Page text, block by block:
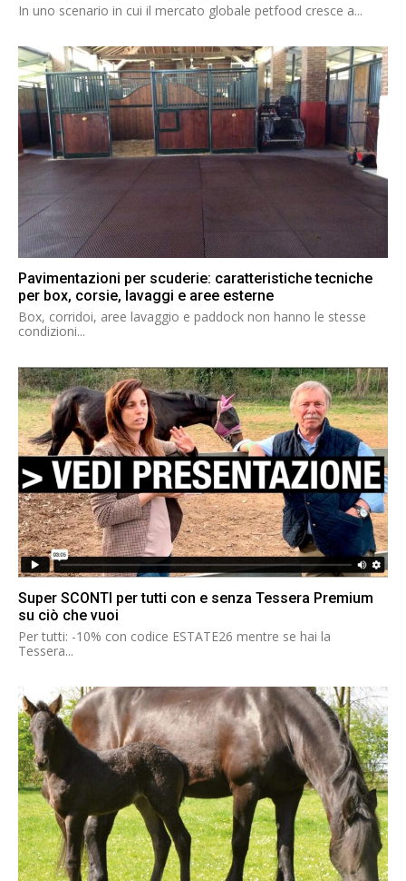
In uno scenario in cui il mercato globale petfood cresce a...
Pavimentazioni per scuderie: caratteristiche tecniche
per box, corsie, lavaggi e aree esterne
Box, corridoi, aree lavaggio e paddock non hanno le stesse
condizioni...
Super SCONTI per tutti con e senza Tessera Premium
su ciò che vuoi
Per tutti: -10% con codice ESTATE26 mentre se hai la
Tessera...